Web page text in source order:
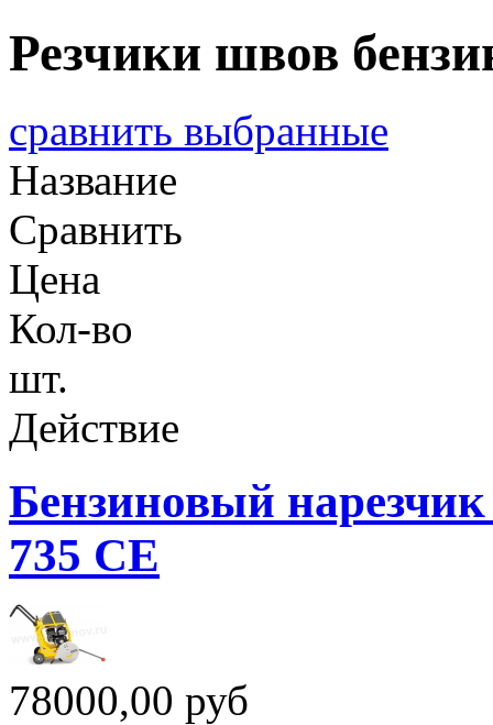
Резчики швов
сравнить выбранные
Название
Сравнить
Цена
Кол-во
шт.
Действие
Бензиновый
735 СЕ
78000,00 руб